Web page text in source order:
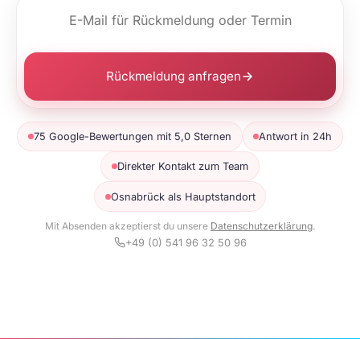
Rückmeldung anfragen
75 Google-Bewertungen mit 5,0 Sternen Antwort in 24h
Direkter Kontakt zum Team
Osnabrück als Hauptstandort
Mit Absenden akzeptierst du unsere Datenschutzerklärung.
+49 (0) 541 96 32 50 96